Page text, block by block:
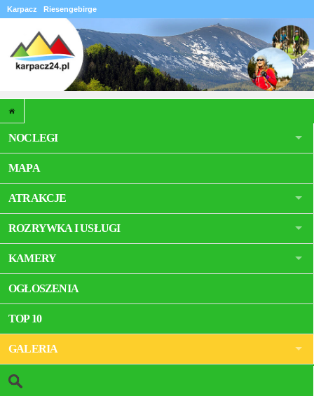
Karpacz Riesengebirge
NOCLEGI
MAPA
ATRAKCJE
ROZRYWKA I USŁUGI
KAMERY
OGŁOSZENIA
TOP 10
GALERIA